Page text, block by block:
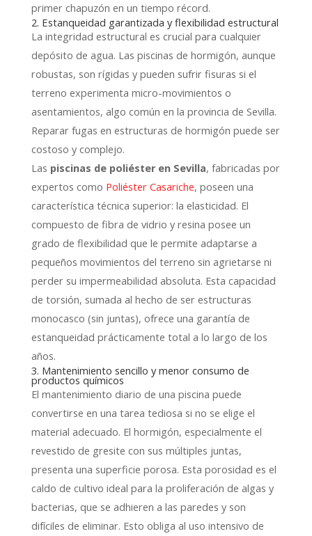
primer chapuzón en un tiempo récord.
2. Estanqueidad garantizada y flexibilidad estructural
La integridad estructural es crucial para cualquier
depósito de agua. Las piscinas de hormigón, aunque
robustas, son rígidas y pueden sufrir fisuras si el
terreno experimenta micro-movimientos o
asentamientos, algo común en la provincia de Sevilla.
Reparar fugas en estructuras de hormigón puede ser
costoso y complejo.
Las piscinas de poliéster en Sevilla, fabricadas por
expertos como Poliéster Casariche, poseen una
característica técnica superior: la elasticidad. El
compuesto de fibra de vidrio y resina posee un
grado de flexibilidad que le permite adaptarse a
pequeños movimientos del terreno sin agrietarse ni
perder su impermeabilidad absoluta. Esta capacidad
de torsión, sumada al hecho de ser estructuras
monocasco (sin juntas), ofrece una garantía de
estanqueidad prácticamente total a lo largo de los
años.
3. Mantenimiento sencillo y menor consumo de
productos químicos
El mantenimiento diario de una piscina puede
convertirse en una tarea tediosa si no se elige el
material adecuado. El hormigón, especialmente el
revestido de gresite con sus múltiples juntas,
presenta una superficie porosa. Esta porosidad es el
caldo de cultivo ideal para la proliferación de algas y
bacterias, que se adhieren a las paredes y son
difíciles de eliminar. Esto obliga al uso intensivo de